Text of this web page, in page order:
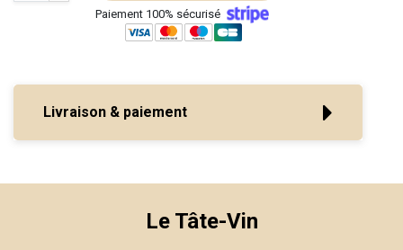
Paiement 100% sécurisé
Livraison & paiement
Le Tâte-Vin